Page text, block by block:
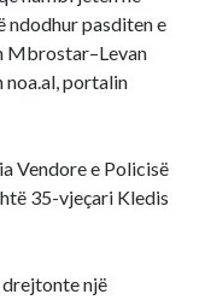
pasditen e
Mbrostar–Levan
noa.al, portalin
Vendore e Policisë
35-vjeçari Kledis
drejtonte një